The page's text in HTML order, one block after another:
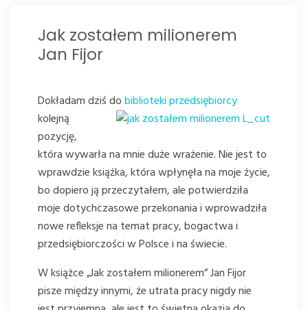
Jak zostałem milionerem
Jan Fijor
Dokładam dziś dobiblioteki przedsiębiorcy
kolejną
pozycję,
która wywarła na mnie duże wrażenie. Nie jest to
wprawdzie książka, która wpłynęła na moje życie,
bo dopiero ją przeczytałem, ale potwierdziła
moje dotychczasowe przekonania i wprowadziła
nowe refleksje na temat pracy, bogactwa i
przedsiębiorczości w Polsce i na świecie.
W książce „Jak zostałem milionerem” Jan Fijor
pisze między innymi, że utrata pracy nigdy nie